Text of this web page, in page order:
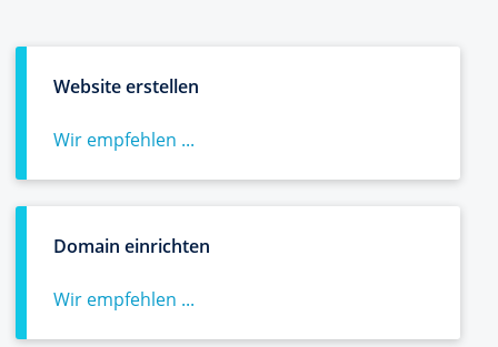
Website erstellen
Wir empfehlen ...
Domain einrichten
Wir empfehlen ...